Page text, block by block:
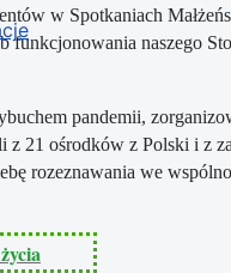
w Spotkaniach
naszego
pandemii,
z 21 ośrodków z Polski i z
rozeznawania we